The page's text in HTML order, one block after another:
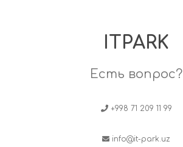
ITPARK
Есть вопрос?
+998 71 209 11 99
info@it-park.uz